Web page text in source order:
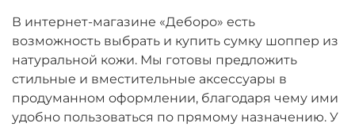
В интернет-магазине «Деборо» есть
возможность выбрать и купить сумку шоппер из
натуральной кожи. Мы готовы предложить
стильные и вместительные аксессуары в
продуманном оформлении, благодаря чему ими
удобно пользоваться по прямому назначению. У